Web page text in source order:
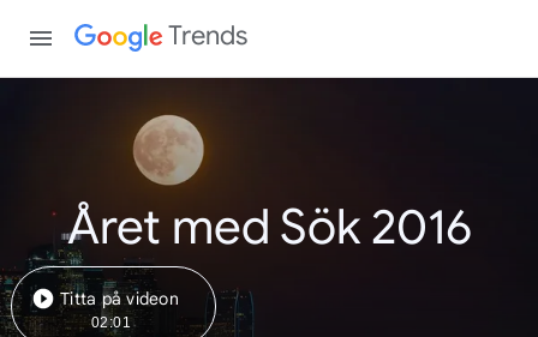
Trends
Året med Sök 2016
Titta på videon
02:01